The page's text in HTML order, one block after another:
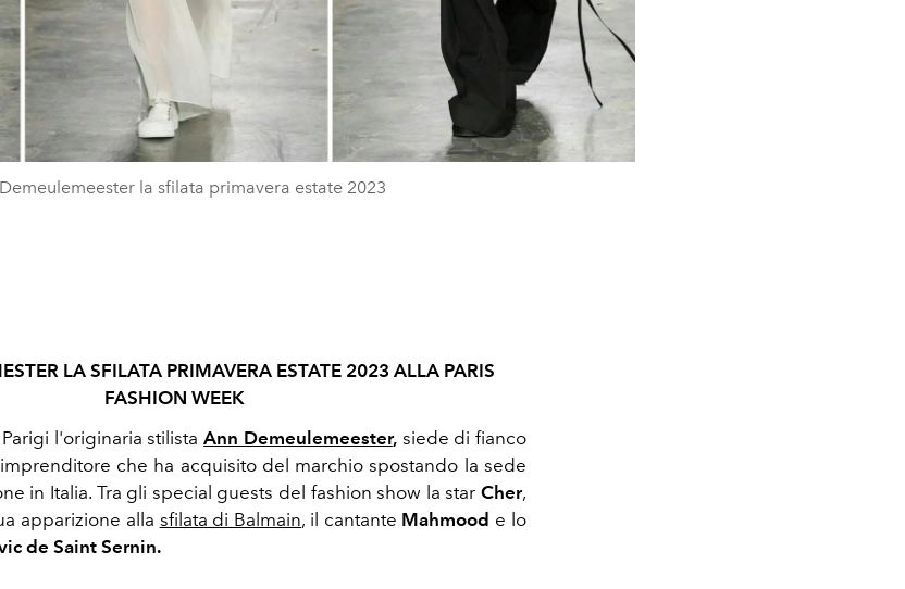
la sfilata primavera estate 2023
LA SFILATA PRIMAVERA ESTATE 2023 ALLA PARIS
FASHION WEEK
l'originaria stilista Ann Demeulemeester,siede di fianco
che ha acquisito del marchio spostando la sede
in Italia. Tra gli special guests del fashion show la star Cher,
apparizione alla sfilata di Balmain, il cantante Mahmood e lo
de Saint Sernin.